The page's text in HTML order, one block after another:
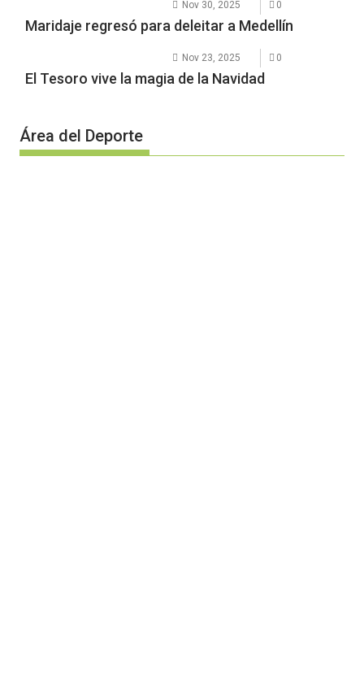
Nov 30, 2025 0
Maridaje regresó para deleitar a Medellín
Nov 23, 2025 0
El Tesoro vive la magia de la Navidad
Área del Deporte